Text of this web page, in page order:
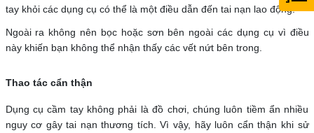
tay khỏi các dụng cụ có thể là một điều dẫn đến tai nạn lao động.
Ngoài ra không nên bọc hoặc sơn bên ngoài các dụng cụ vì điều
này khiến bạn không thể nhận thấy các vết nứt bên trong.
Thao tác cẩn thận
Dụng cụ cầm tay không phải là đồ chơi, chúng luôn tiềm ẩn nhiều
nguy cơ gây tai nạn thương tích. Vì vậy, hãy luôn cẩn thận khi sử